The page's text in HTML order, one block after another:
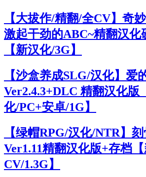
【大拔作/精翻/全CV】奇
激起干劲的ABC~精翻汉化
【新汉化/3G】
【沙盒养成SLG/汉化】爱
Ver2.4.3+DLC 精翻汉化版
化/PC+安卓/1G】
【绿帽RPG/汉化/NTR】
Ver1.11精翻汉化版+存档
CV/1.3G】